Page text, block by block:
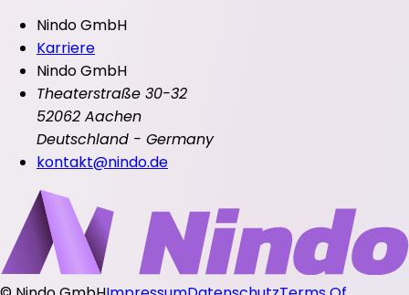
Nindo GmbH
Karriere
Nindo GmbH
Theaterstraße 30-32
52062 Aachen
Deutschland - Germany
kontakt@nindo.de